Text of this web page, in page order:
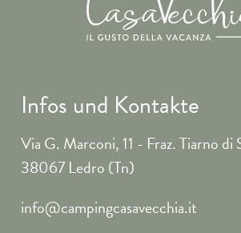
Infos und Kontakte
Via G. Marconi, 11 - Fraz. Tiarno di
38067 Ledro (Tn)
info@campingcasavecchia.it